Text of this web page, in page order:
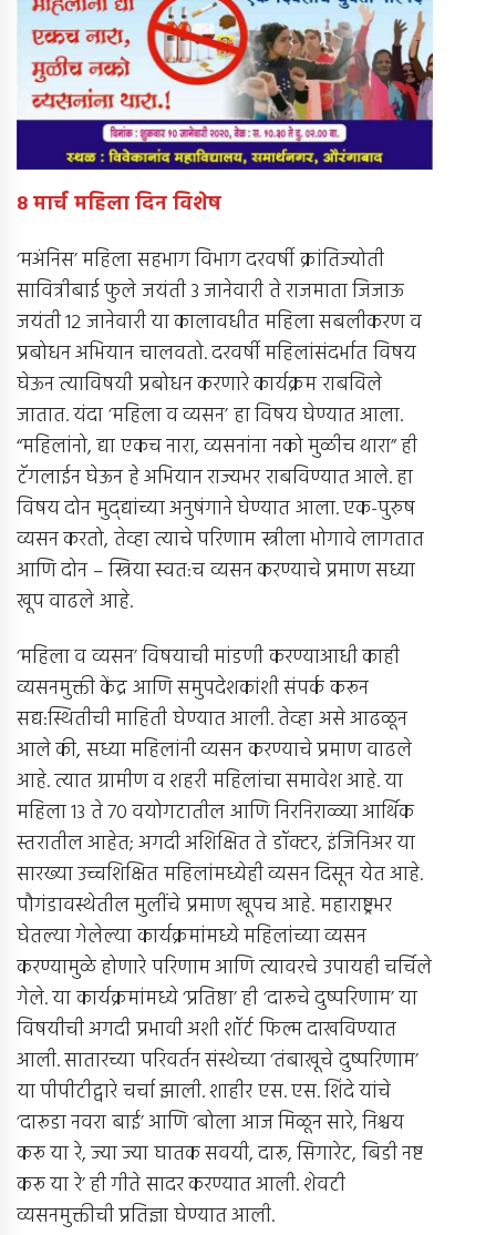
8मार्च महिला दिन विशेष
‘मअंनिस’ महिला सहभाग विभाग दरवर्षी क्रांतिज्योती
सावित्रीबाई फुले जयंती 3 जानेवारी ते राजमाता जिजाऊ
जयंती 12 जानेवारी या कालावधीत महिला सबलीकरण व
प्रबोधन अभियान चालवतो. दरवर्षी महिलांसंदर्भात विषय
घेऊन त्याविषयी प्रबोधन करणारे कार्यक्रम राबविले
जातात. यंदा ‘महिला व व्यसन’ हा विषय घेण्यात आला.
“महिलांनो, द्या एकच नारा, व्यसनांना नको मुळीच थारा” ही
टॅगलाईन घेऊन हे अभियान राज्यभर राबविण्यात आले. हा
विषय दोन मुद्द्यांच्या अनुषंगाने घेण्यात आला. एक-पुरुष
व्यसन करतो, तेव्हा त्याचे परिणाम स्त्रीला भोगावे लागतात
आणि दोन – स्त्रिया स्वत:च व्यसन करण्याचे प्रमाण सध्या
खूप वाढले आहे.
‘महिला व व्यसन’ विषयाची मांडणी करण्याआधी काही
व्यसनमुक्ती केंद्र आणि समुपदेशकांशी संपर्क करून
सद्य:स्थितीची माहिती घेण्यात आली. तेव्हा असे आढळून
आले की, सध्या महिलांनी व्यसन करण्याचे प्रमाण वाढले
आहे. त्यात ग्रामीण व शहरी महिलांचा समावेश आहे. या
महिला 13 ते 70 वयोगटातील आणि निरनिराळ्या आर्थिक
स्तरातील आहेत; अगदी अशिक्षित ते डॉक्टर, इंजिनिअर या
सारख्या उच्चशिक्षित महिलांमध्येही व्यसन दिसून येत आहे.
पौगंडावस्थेतील मुलींचे प्रमाण खूपच आहे. महाराष्ट्रभर
घेतल्या गेलेल्या कार्यक्रमांमध्ये महिलांंच्या व्यसन
करण्यामुळे होणारे परिणाम आणि त्यावरचे उपायही चर्चिले
गेले. या कार्यक्रमांमध्ये ‘प्रतिष्ठा’ ही ‘दारूचे दुष्परिणाम’ या
विषयीची अगदी प्रभावी अशी शॉर्ट फिल्म दाखविण्यात
आली. सातारच्या परिवर्तन संस्थेच्या ‘तंबाखूचे दुष्परिणाम’
या पीपीटीद्वारे चर्चा झाली. शाहीर एस. एस. शिंदे यांचे
‘दारूडा नवरा बाई’ आणि ‘बोला आज मिळून सारे, निश्चय
करू या रे, ज्या ज्या घातक सवयी, दारू, सिगारेट, बिडी नष्ट
करू या रे’ ही गीते सादर करण्यात आली. शेवटी
व्यसनमुक्तीची प्रतिज्ञा घेण्यात आली.